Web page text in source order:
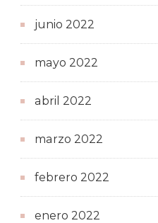
junio 2022
mayo 2022
abril 2022
marzo 2022
febrero 2022
enero 2022